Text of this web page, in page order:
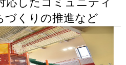
づくりの推進など